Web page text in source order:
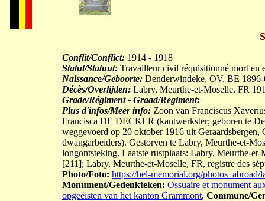
Conflit/Conflict: 1914 - 1918
Statut/Statuut: Travailleur civil réquisitionné mort en
Naissance/Geboorte: Denderwindeke, OV, BE
Décès/Overlijden: Labry, Meurthe-et-Moselle, FR
Grade/Régiment - Graad/Regiment:
Plus d'infos/Meer info: Zoon van Franciscus
Francisca DE DECKER (kantwerkster; geboren te
weggevoerd op 20 oktober 1916 uit
dwangarbeiders). Gestorven te Labry, Meurthe-et-
longontsteking. Laatste rustplaats: Labry, Meurthe-
[211]; Labry, Meurthe-et-Moselle, FR, registre des
Photo/Foto: https://bel-memorial.org/
Monument/Gedenkteken: Ossuaire et monument
opgeëisten van het kanton Grammont, Commune/